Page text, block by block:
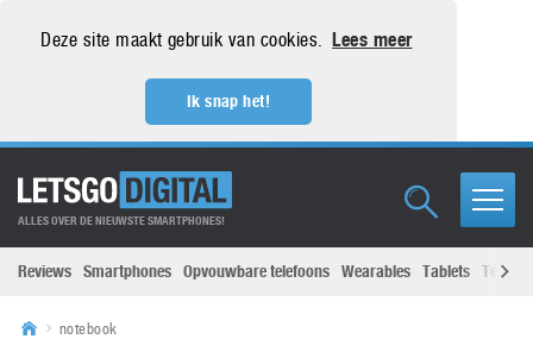
Deze site maakt gebruik van cookies. Lees meer
Ik snap het!
ALLES OVER DE NIEUWSTE SMARTPHONES!
Reviews Smartphones Opvouwbare telefoons Wearables Tablets
notebook